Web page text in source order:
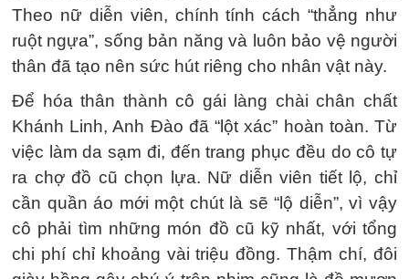
Theo nữ diễn viên, chính tính cách “thẳng như
ruột ngựa”, sống bản năng và luôn bảo vệ người
thân đã tạo nên sức hút riêng cho nhân vật này.
Để hóa thân thành cô gái làng chài chân chất
Khánh Linh, Anh Đào đã “lột xác” hoàn toàn. Từ
việc làm da sạm đi, đến trang phục đều do cô tự
ra chợ đồ cũ chọn lựa. Nữ diễn viên tiết lộ, chỉ
cần quần áo mới một chút là sẽ “lộ diễn”, vì vậy
cô phải tìm những món đồ cũ kỹ nhất, với tổng
chi phí chỉ khoảng vài triệu đồng. Thậm chí, đôi